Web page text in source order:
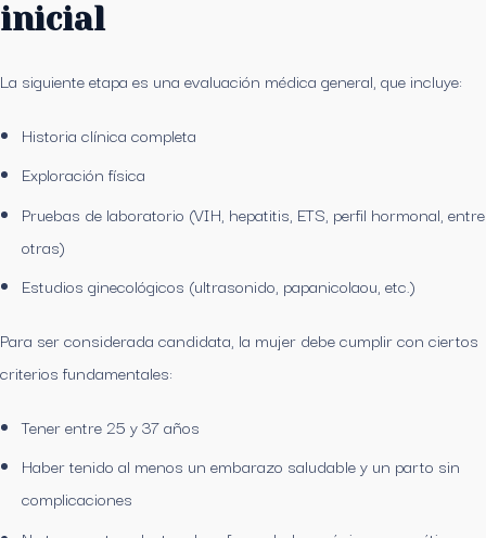
inicial
La siguiente etapa es una evaluación médica general, que incluye:
Historia clínica completa
Exploración física
Pruebas de laboratorio (VIH, hepatitis, ETS, perfil hormonal, entre
otras)
Estudios ginecológicos (ultrasonido, papanicolaou, etc.)
Para ser considerada candidata, la mujer debe cumplir con ciertos
criterios fundamentales:
Tener entre 25 y 37 años
Haber tenido al menos un embarazo saludable y un parto sin
complicaciones